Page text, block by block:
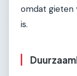
omdat gieten
is.